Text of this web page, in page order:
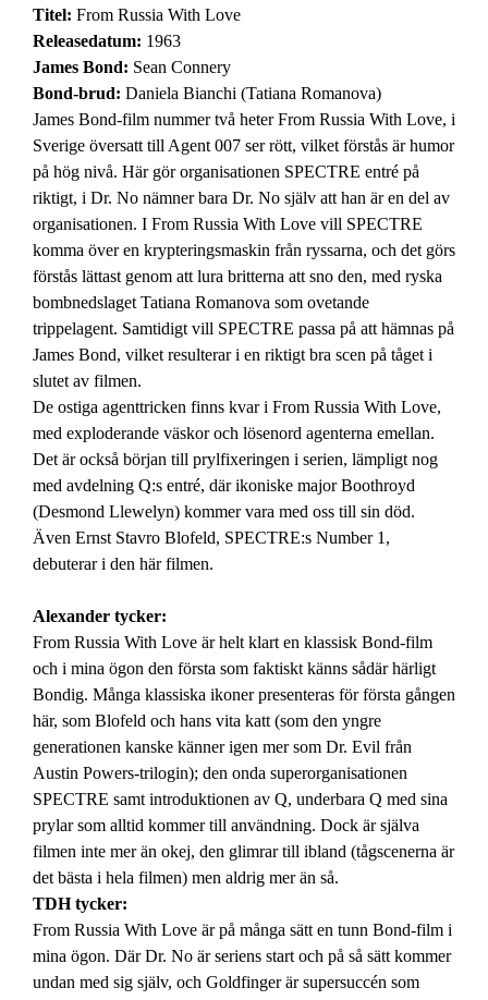
Titel: From Russia With Love
Releasedatum: 1963
James Bond: Sean Connery
Bond-brud: Daniela Bianchi (Tatiana Romanova)
James Bond-film nummer två heter From Russia With Love, i
Sverige översatt till Agent 007 ser rött, vilket förstås är humor
på hög nivå. Här gör organisationen SPECTRE entré på
riktigt, i Dr. No nämner bara Dr. No själv att han är en del av
organisationen. I From Russia With Love vill SPECTRE
komma över en krypteringsmaskin från ryssarna, och det görs
förstås lättast genom att lura britterna att sno den, med ryska
bombnedslaget Tatiana Romanova som ovetande
trippelagent. Samtidigt vill SPECTRE passa på att hämnas på
James Bond, vilket resulterar i en riktigt bra scen på tåget i
slutet av filmen.
De ostiga agenttricken finns kvar i From Russia With Love,
med exploderande väskor och lösenord agenterna emellan.
Det är också början till prylfixeringen i serien, lämpligt nog
med avdelning Q:s entré, där ikoniske major Boothroyd
(Desmond Llewelyn) kommer vara med oss till sin död.
Även Ernst Stavro Blofeld, SPECTRE:s Number 1,
debuterar i den här filmen.
Alexander tycker:
From Russia With Love är helt klart en klassisk Bond-film
och i mina ögon den första som faktiskt känns sådär härligt
Bondig. Många klassiska ikoner presenteras för första gången
här, som Blofeld och hans vita katt (som den yngre
generationen kanske känner igen mer som Dr. Evil från
Austin Powers-trilogin); den onda superorganisationen
SPECTRE samt introduktionen av Q, underbara Q med sina
prylar som alltid kommer till användning. Dock är själva
filmen inte mer än okej, den glimrar till ibland (tågscenerna är
det bästa i hela filmen) men aldrig mer än så.
TDH tycker:
From Russia With Love är på många sätt en tunn Bond-film i
mina ögon. Där Dr. No är seriens start och på så sätt kommer
undan med sig själv, och Goldfinger är supersuccén som